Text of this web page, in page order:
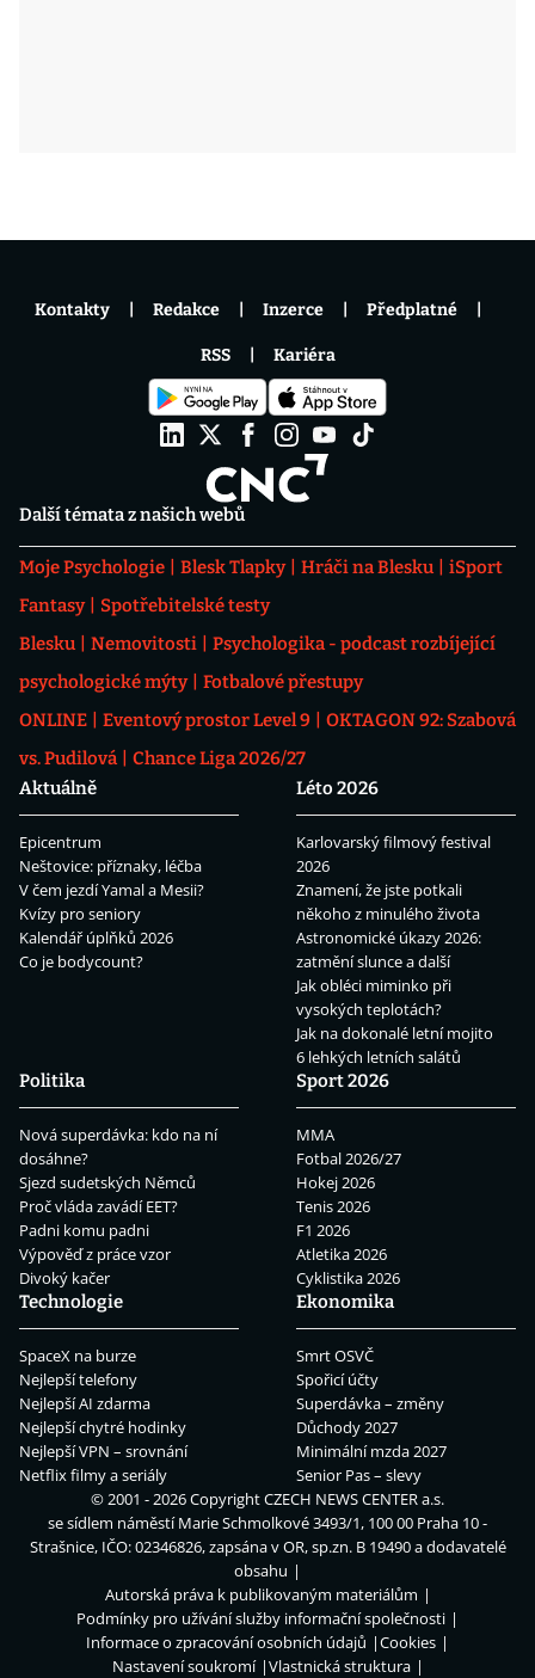
Další témata z našich webů
Moje Psychologie Blesk Tlapky Hráči na Blesku
iSport
Fantasy
Spotřebitelské testy
Blesku
Nemovitosti
Psychologika - podcast rozbíjející
psychologické mýty
Fotbalové přestupy
ONLINE
Eventový prostor Level 9
OKTAGON 92: Szabová
vs. Pudilová
Chance Liga 2026/27
Aktuálně
Epicentrum
Neštovice: příznaky, léčba
V čem jezdí Yamal a Mesii?
Kvízy pro seniory
Kalendář úplňků 2026
Co je bodycount?
Léto 2026
Karlovarský filmový festival
2026
Znamení, že jste potkali
někoho z minulého života
Astronomické úkazy 2026:
zatmění slunce a další
Jak obléci miminko při
vysokých teplotách?
Jak na dokonalé letní mojito
6 lehkých letních salátů
Politika
Nová superdávka: kdo na ní
dosáhne?
Sjezd sudetských Němců
Proč vláda zavádí EET?
Padni komu padni
Výpověď z práce vzor
Divoký kačer
Sport 2026
MMA
Fotbal 2026/27
Hokej 2026
Tenis 2026
F1 2026
Atletika 2026
Cyklistika 2026
Technologie
SpaceX na burze
Nejlepší telefony
Nejlepší AI zdarma
Nejlepší chytré hodinky
Nejlepší VPN – srovnání
Netflix filmy a seriály
Ekonomika
Smrt OSVČ
Spořicí účty
Superdávka – změny
Důchody 2027
Minimální mzda 2027
Senior Pas – slevy
Kontakty Redakce Inzerce Předplatné
RSS Kariéra
© 2001 - 2026 CopyrightCZECH NEWS CENTER a.s.
se sídlem náměstí Marie Schmolkové 3493/1, 100 00 Praha 10 -
Strašnice, IČO: 02346826, zapsána v OR, sp.zn. B 19490 a dodavatelé
obsahu
Autorská práva k publikovaným materiálům
Podmínky pro užívání služby informační společnosti
Informace o zpracování osobních údajů
Cookies
Nastavení soukromí
Vlastnická struktura